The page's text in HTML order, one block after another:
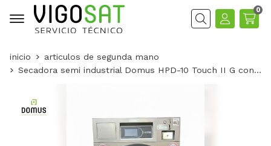
Buscar
0
inicio
articulos de segunda mano
Secadora semi industrial Domus HPD-10 Touch II G con monedero